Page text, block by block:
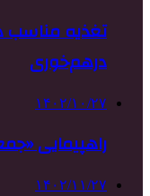
تغذیه مناسب
درهم‌خوری
۱۴۰۲/۱۰/۲۷
راهپیمایی
۱۴۰۲/۱۱/۲۷